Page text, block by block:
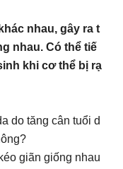
nhau, gây ra t
nhau. Có thể tiế
khi cơ thể bị rạ
do tăng cân tuổi d
giãn giống nhau